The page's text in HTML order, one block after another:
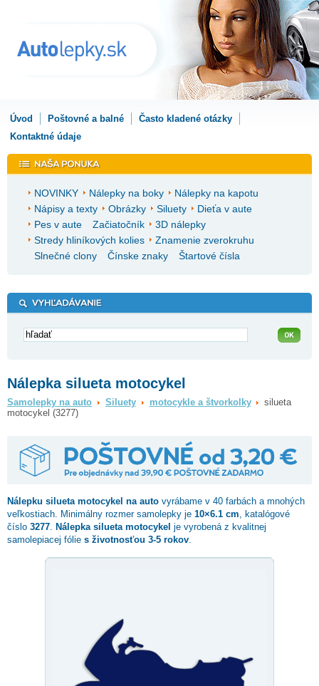
Úvod Poštovné a balné
Často kladené otázky
Kontaktné údaje
NOVINKY Nálepky na boky
Nálepky na kapotu
Nápisy a texty
Obrázky Siluety
Dieťa v aute
Pes v aute
Začiatočník
3D nálepky
Stredy hliníkových kolies
Znamenie zverokruhu
Slnečné clony
Čínske znaky Štartové čísla
Nálepka silueta motocykel
Samolepky na auto Siluety motocykle a štvorkolky
silueta
motocykel (3277)
Nálepku silueta motocykel na auto vyrábame v 40 farbách a mnohých
veľkostiach. Minimálny rozmer samolepky je 10×6.1 cm , katalógové
číslo 3277 Nálepka silueta motocykel je vyrobená z kvalitnej
samolepiacej fólie s životnosťou 3-5 rokov